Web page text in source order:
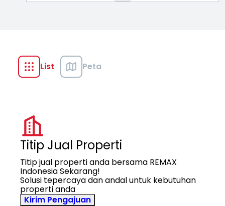
List Peta
Titip Jual Properti
Titip jual properti anda bersama REMAX
Indonesia Sekarang!
Solusi tepercaya dan andal untuk kebutuhan
properti anda
Kirim Pengajuan